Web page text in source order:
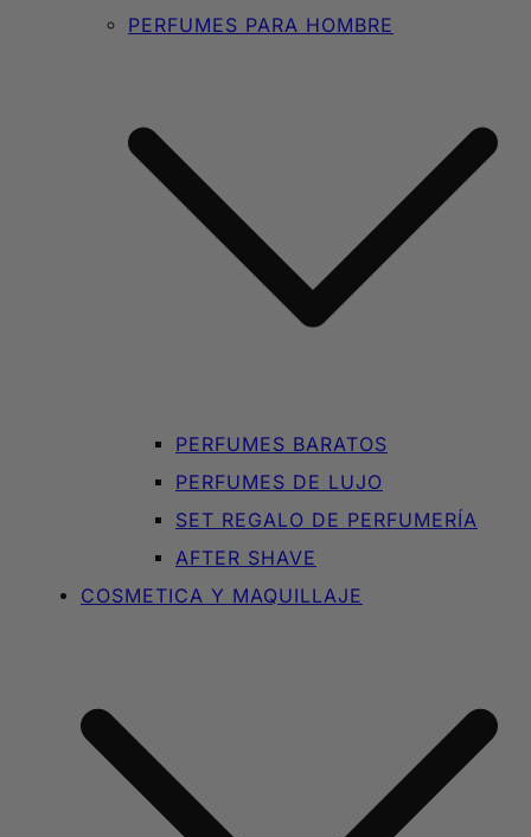
PERFUMES PARA HOMBRE
PERFUMES BARATOS
PERFUMES DE LUJO
SET REGALO DE PERFUMERÍA
AFTER SHAVE
COSMETICA Y MAQUILLAJE